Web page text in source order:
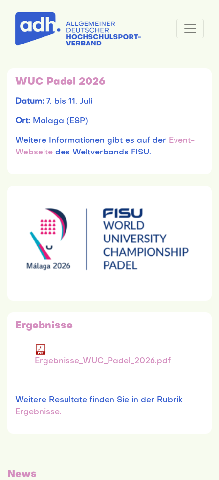
WUC Padel 2026
Datum: 7. bis 11. Juli
Ort: Malaga (ESP)
Weitere Informationen gibt es auf der Event-
Webseite des Weltverbands FISU.
Ergebnisse
Ergebnisse_WUC_Padel_2026.pdf
Weitere Resultate finden Sie in der Rubrik
Ergebnisse.
News